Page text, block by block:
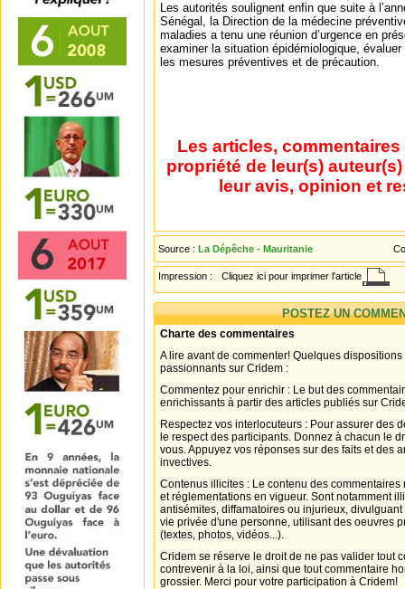
Les autorités soulignent enfin que suite à
Sénégal, la Direction de la médecine
maladies a tenu une réunion d’urgence en
examiner la situation épidémiologique,
les mesures préventives et de précaution.
Les articles,
propriété de leur(s)
leur avis, opinion et
Source : La Dépêche - Mauritanie
Impression : Cliquez ici pour imprimer l'article
POSTEZ UN
Charte des commentaires
A lire avant de commenter! Quelques
passionnants sur Cridem :
Commentez pour enrichir : Le but des
enrichissants à partir des articles publiés sur
Respectez vos interlocuteurs : Pour assurer des
le respect des participants. Donnez à chacun le
vous. Appuyez vos réponses sur des faits et des
invectives.
Contenus illicites : Le contenu des
et réglementations en vigueur. Sont notamment
antisémites, diffamatoires ou injurieux,
vie privée d'une personne, utilisant des oeuvres
(textes, photos, vidéos...).
Cridem se réserve le droit de ne pas valider tout
contrevenir à la loi, ainsi que tout commentaire
grossier. Merci pour votre participation à Cridem!